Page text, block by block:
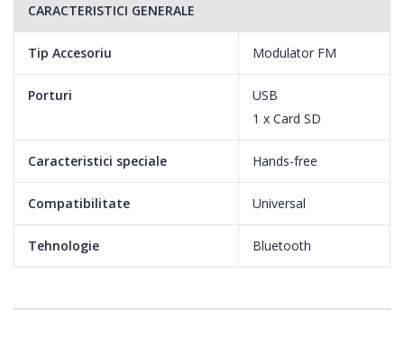
CARACTERISTICI GENERALE
Tip Accesoriu Modulator FM
Porturi
USB
1 x Card SD
Caracteristici speciale Hands-free
Compatibilitate Universal
Tehnologie Bluetooth